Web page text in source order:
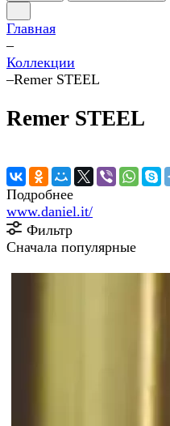
Главная
–
Коллекции
–Remer STEEL
Remer STEEL
Подробнее
www.daniel.it/
Фильтр
Сначала популярные